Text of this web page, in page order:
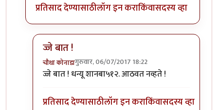
प्रतिसाद देण्यासाठीलॉग इन कराकिंवासदस्य व्हा
ज्जे बात !
चौथा कोनाडागुरुवार, 06/07/2017 18:22
In reply to" ही कसली रेकी, हा तर अतिरेकी
ज्जे बात ! धन्यू शानबा५१२. आठवत नव्हते !
प्रतिसाद देण्यासाठीलॉग इन कराकिंवासदस्य व्हा